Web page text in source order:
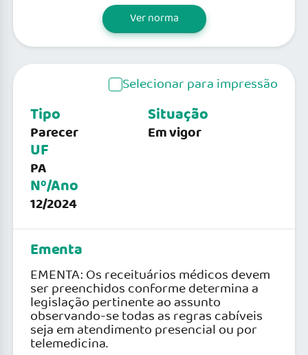
Ver norma
Selecionar para impressão
Tipo
Parecer
UF
PA
Nº/Ano
12/2024
Situação
Em vigor
Ementa
EMENTA: Os receituários médicos devem
ser preenchidos conforme determina a
legislação pertinente ao assunto
observando-se todas as regras cabíveis
seja em atendimento presencial ou por
telemedicina.